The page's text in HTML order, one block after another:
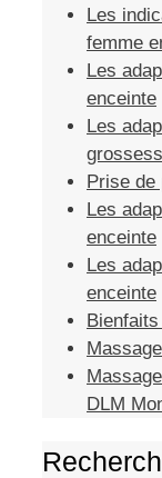
Les
femme
Les
enceinte
Les
Prise de
Les
enceinte
Les
enceinte
DLM